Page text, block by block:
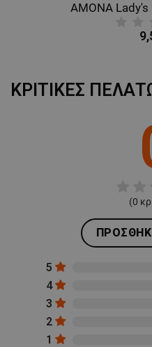
AMONA
ΚΡΙΤΙΚΈΣ
(0
5
4
3
2
1